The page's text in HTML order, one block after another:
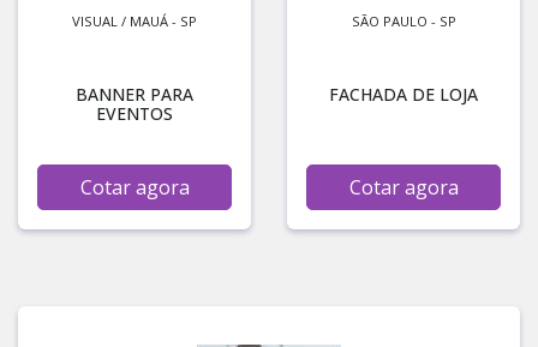
VISUAL / MAUÁ - SP
BANNER PARA
EVENTOS
Cotar agora
SÃO PAULO - SP
FACHADA DE LOJA
Cotar agora